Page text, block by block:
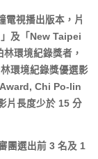
電視播出版本，片
及「New Taipei
環境紀錄獎者，
環境紀錄獎優選影
Chi Po-lin
片長度少於 15 分
團選出前 3 名及 1